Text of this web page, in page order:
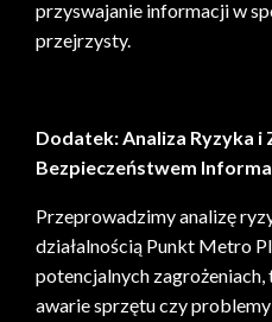
przyswajanie informacji w
przejrzysty.
Dodatek: Analiza Ryzyka i
Bezpieczeństwem
Przeprowadzimy analizę
działalnością Punkt Metro
potencjalnych
awarie sprzętu czy